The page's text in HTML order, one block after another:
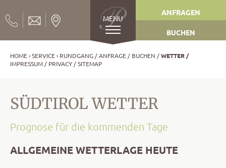
MENU
ANFRAGEN
BUCHEN
HOME SERVICE RUNDGANG ANFRAGE BUCHEN
WETTER
IMPRESSUM
PRIVACY SITEMAP
SÜDTIROL WETTER
Prognose für die kommenden Tage
ALLGEMEINE WETTERLAGE HEUTE